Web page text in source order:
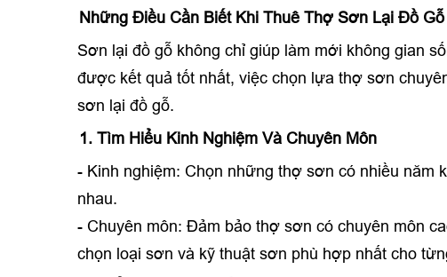
Những Điều Cần Biết Khi Thuê Thợ Sơn Lại Đồ Gỗ
Sơn lại đồ gỗ không chỉ giúp làm mới không gian
được kết quả tốt nhất, việc chọn lựa thợ sơn
sơn lại đồ gỗ.
1. Tìm Hiểu Kinh Nghiệm Và Chuyên Môn
- Kinh nghiệm: Chọn những thợ sơn có nhiều năm
nhau.
- Chuyên môn: Đảm bảo thợ sơn có chuyên môn
chọn loại sơn và kỹ thuật sơn phù hợp nhất cho